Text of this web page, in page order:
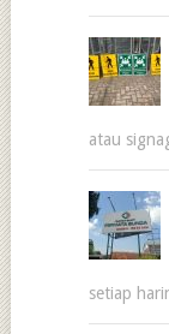
atau
setiap